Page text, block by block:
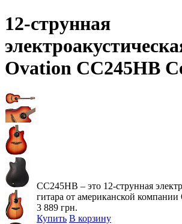
12-cтрунная
Ovation CC245HB
CC245HB – это 12-cтрунная
гитара от американской компании
3 889 грн.
Купить В корзину